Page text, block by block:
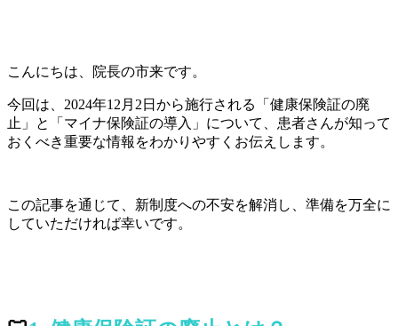
こんにちは、院長の市来です。
今回は、2024年12月2日から施行される「健康保険証の廃
止」と「マイナ保険証の導入」について、患者さんが知って
おくべき重要な情報をわかりやすくお伝えします。
この記事を通じて、新制度への不安を解消し、準備を万全に
していただければ幸いです。